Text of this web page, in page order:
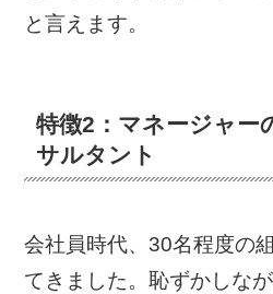
と言えます。
特徴2：マネージャー
サルタント
会社員時代、30名程度の
てきました。恥ずかしな